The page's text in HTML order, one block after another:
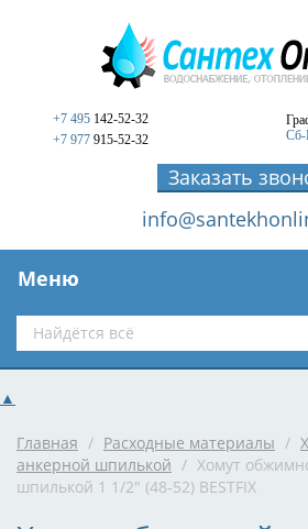
+7 495 142-52-32
+7 977 915-52-32
Сб-
Заказать
Меню
▲
Главная / Расходные материалы /
анкерной шпилькой / Хомут
шпилькой 1 1/2" (48-52) BESTFIX